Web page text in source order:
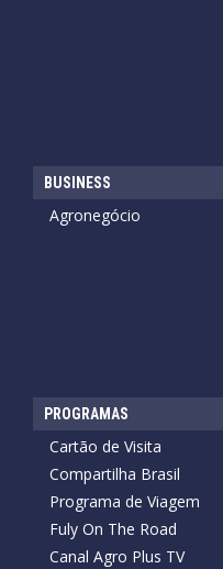
BUSINESS
Agronegócio
PROGRAMAS
Cartão de Visita
Compartilha Brasil
Programa de Viagem
Fuly On The Road
Canal Agro Plus TV